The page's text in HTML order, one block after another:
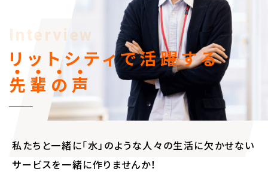
Interview
リットシティで活躍する
先 輩 の 声
私たちと一緒に「水」のような人々の生活に欠かせない
サービスを一緒に作りませんか！